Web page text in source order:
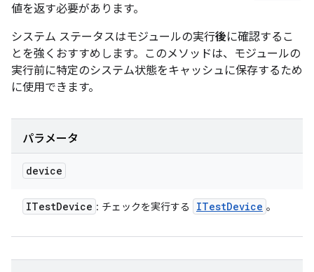
値を返す必要があります。
システム ステータスはモジュールの実行後に確認するこ
とを強くおすすめします。このメソッドは、モジュールの
実行前に特定のシステム状態をキャッシュに保存するため
に使用できます。
パラメータ
device
ITestDevice : チェックを実行する ITestDevice 。